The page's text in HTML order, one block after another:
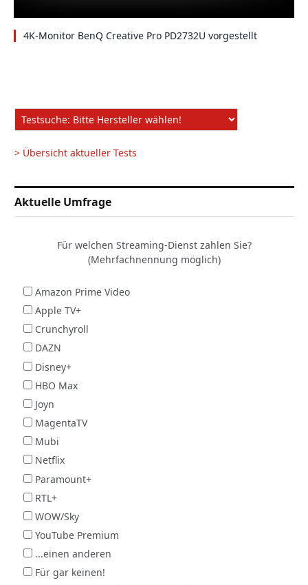
4K-Monitor BenQ Creative Pro PD2732U vorgestellt
> Übersicht aktueller Tests
Aktuelle Umfrage
Für welchen Streaming-Dienst zahlen Sie?
(Mehrfachnennung möglich)
Amazon Prime Video
Apple TV+
Crunchyroll
DAZN
Disney+
HBO Max
Joyn
MagentaTV
Mubi
Netflix
Paramount+
RTL+
WOW/Sky
YouTube Premium
...einen anderen
Für gar keinen!